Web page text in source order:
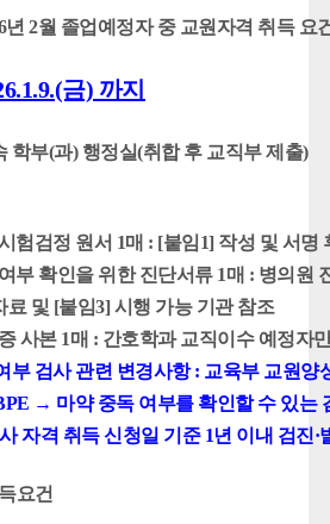
년 2월 졸업예정자 중 교원자격 취득 요
금) 까지
학부(과) 행정실(취합 후 교직부 제출)
험검정 원서 1매 : [붙임1] 작성 및 서명
부 확인을 위한 진단서류 1매 : 병의원
및 [붙임3] 시행 가능 기관 참조
사본 1매 : 간호학과 교직이수 예정자
검사 관련 변경사항 : 교육부 교원양
→ 마약 중독 여부를 확인할 수 있는
자격 취득 신청일 기준 1년 이내 검진·
요건